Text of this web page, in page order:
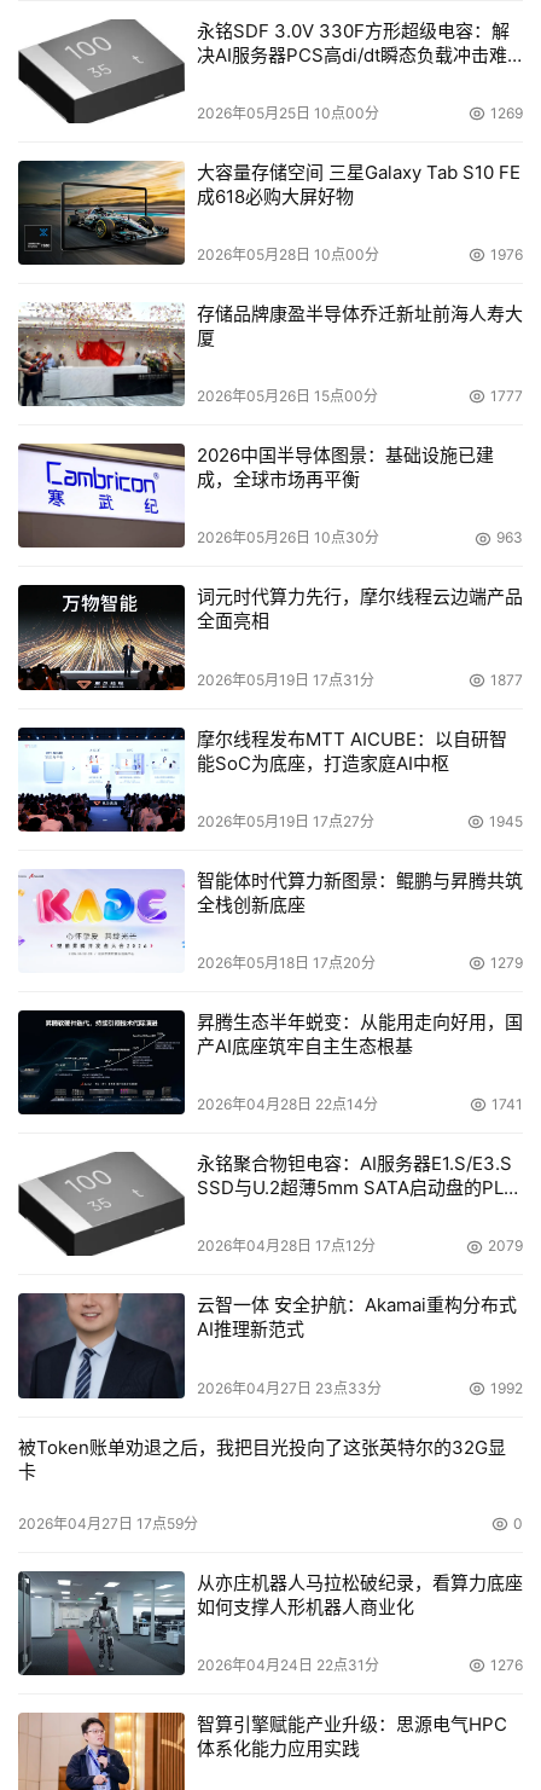
永铭SDF 3.0V 330F方形超级电容：解
决AI服务器PCS高di/dt瞬态负载冲击难
2026年05月25日 10点00分 1269
大容量存储空间 三星Galaxy Tab S10 FE
成618必购大屏好物
2026年05月28日 10点00分 1976
存储品牌康盈半导体乔迁新址前海人寿大
厦
2026年05月26日 15点00分 1777
2026中国半导体图景：基础设施已建
成，全球市场再平衡
2026年05月26日 10点30分 963
词元时代算力先行，摩尔线程云边端产品
全面亮相
2026年05月19日 17点31分 1877
摩尔线程发布MTT AICUBE：以自研智
能SoC为底座，打造家庭AI中枢
2026年05月19日 17点27分 1945
智能体时代算力新图景：鲲鹏与昇腾共筑
全栈创新底座
2026年05月18日 17点20分 1279
昇腾生态半年蜕变：从能用走向好用，国
产AI底座筑牢自主生态根基
2026年04月28日 22点14分 1741
永铭聚合物钽电容：AI服务器E1.S/E3.S
SSD与U.2超薄5mm SATA启动盘的PLP
2026年04月28日 17点12分 2079
云智一体 安全护航：Akamai重构分布式
AI推理新范式
2026年04月27日 23点33分 1992
被Token账单劝退之后，我把目光投向了这张英特尔的32G显
卡
2026年04月27日 17点59分 0
从亦庄机器人马拉松破纪录，看算力底座
如何支撑人形机器人商业化
2026年04月24日 22点31分 1276
智算引擎赋能产业升级：思源电气HPC
体系化能力应用实践